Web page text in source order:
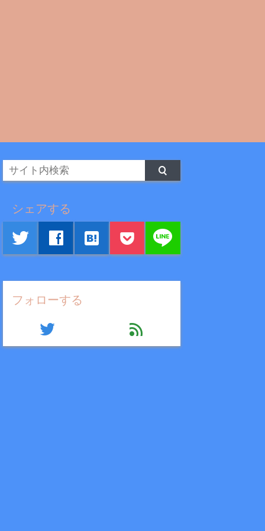
シェアする
twitter facebook hatenabookmark line
フォローする
twitter feed